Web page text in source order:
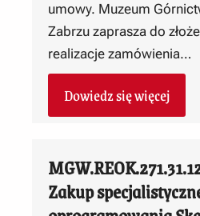
umowy. Muzeum
Zabrzu zaprasza do
realizacje zamówienia…
Dowiedz się więcej
Zakup